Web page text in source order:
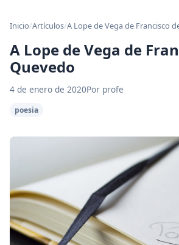
Inicio/Artículos/A Lope de Vega de Francisco
A Lope de Vega de
Quevedo
4 de enero de 2020Por profe
poesia